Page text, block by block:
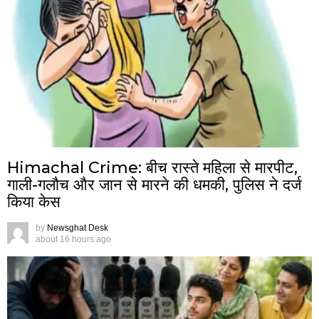
Himachal Crime: बीच रास्ते महिला से मारपीट,
गाली-गलौच और जान से मारने की धमकी, पुलिस ने दर्ज
किया केस
by Newsghat Desk
about 16 hours ago